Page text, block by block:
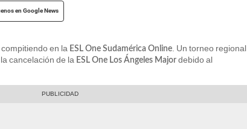
en Google News
en la ESL One Sudamérica Online . Un torneo regional
cancelación de la ESL One Los Ángeles Major debido al